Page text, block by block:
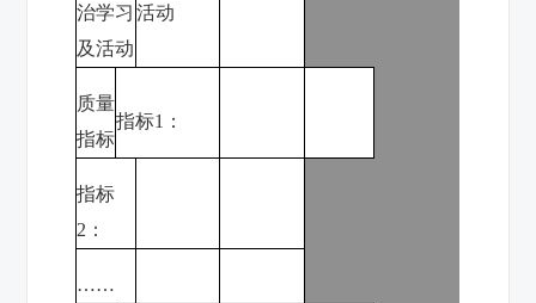
治学习
及活动
活动
质量
指标
指标1 ：
指标
2 ：
……